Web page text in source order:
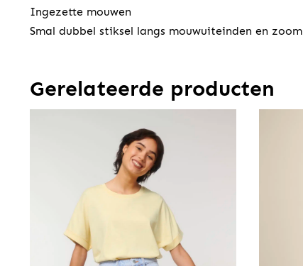
Ingezette mouwen
Smal dubbel stiksel langs mouwuiteinden en zoom
Gerelateerde producten